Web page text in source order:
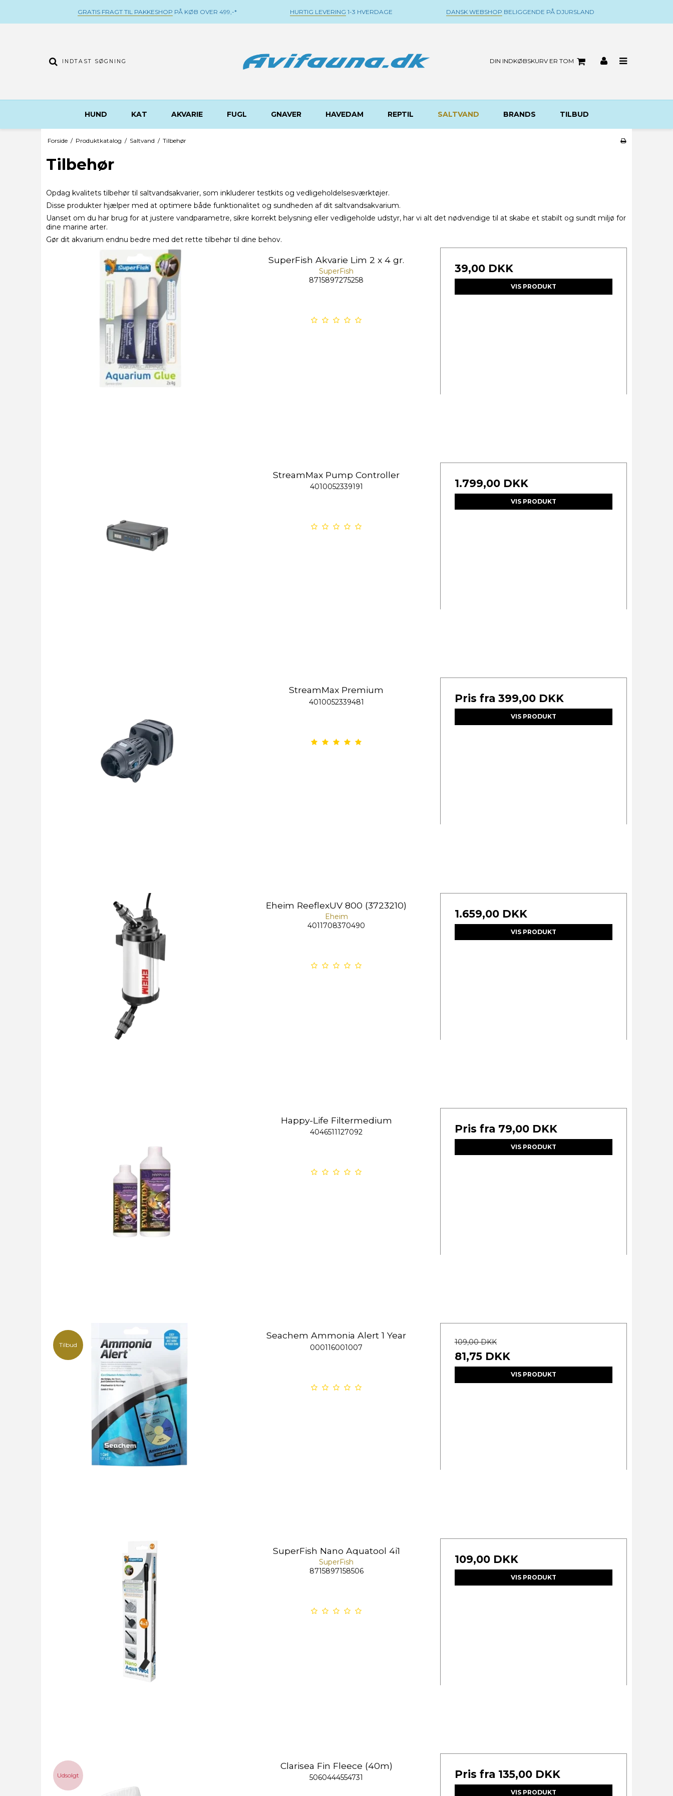
GRATIS FRAGT TIL PAKKESHOP PÅ KØB OVER 499,-* HURTIG LEVERING 1-3 HVERDAGE DANSK WEBSHOP BELIGGENDE PÅ DJURSLAND
DIN INDKØBSKURV ER TOM
HUND KAT AKVARIE FUGL GNAVER HAVEDAM REPTIL SALTVAND BRANDS TILBUD
Forside / Produktkatalog / Saltvand / Tilbehør
Tilbehør
Opdag kvalitets tilbehør til saltvandsakvarier, som inkluderer testkits og vedligeholdelsesværktøjer.
Disse produkter hjælper med at optimere både funktionalitet og sundheden af dit saltvandsakvarium.
Uanset om du har brug for at justere vandparametre, sikre korrekt belysning eller vedligeholde udstyr, har vi alt det nødvendige til at skabe et stabilt og sundt miljø for
dine marine arter.
Gør dit akvarium endnu bedre med det rette tilbehør til dine behov.
SuperFish Akvarie Lim 2 x 4 gr.
SuperFish
8715897275258
39,00 DKK
VIS PRODUKT
StreamMax Pump Controller
4010052339191 1.799,00 DKK
VIS PRODUKT
StreamMax Premium
4010052339481 Pris fra 399,00 DKK
VIS PRODUKT
Eheim ReeflexUV 800 (3723210)
Eheim
4011708370490
1.659,00 DKK
VIS PRODUKT
Happy-Life Filtermedium
4046511127092 Pris fra 79,00 DKK
VIS PRODUKT
Tilbud
Seachem Ammonia Alert 1 Year
000116001007
109,00 DKK
81,75 DKK
VIS PRODUKT
SuperFish Nano Aquatool 4i1
SuperFish
8715897158506
109,00 DKK
VIS PRODUKT
Udsolgt
Clarisea Fin Fleece (40m)
5060444554731 Pris fra 135,00 DKK
VIS PRODUKT